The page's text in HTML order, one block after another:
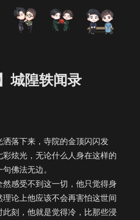
城隍轶闻录
落下来，寺院的金顶闪闪发
炫光，无论什么人身在这样的
佛法无边。
感受不到这一切，他只觉得身
论上他应该不会再害怕这世间
刻，他就是觉得冷，比那些浸